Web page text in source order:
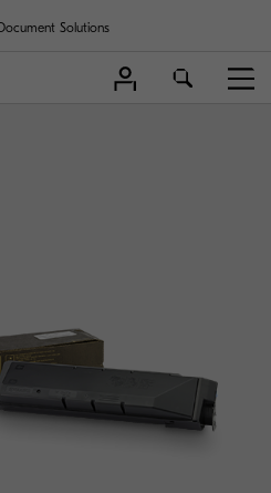
Solutions